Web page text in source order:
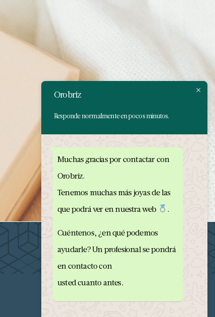
Orobriz
Responde normalmente en pocos minutos.
Muchas gracias por contactar con
Orobriz.
Tenemos muchas más joyas de las
que podrá ver en nuestra web
.
Cuéntenos, ¿en qué podemos
ayudarle? Un profesional se pondrá
en contacto con
usted cuanto antes.